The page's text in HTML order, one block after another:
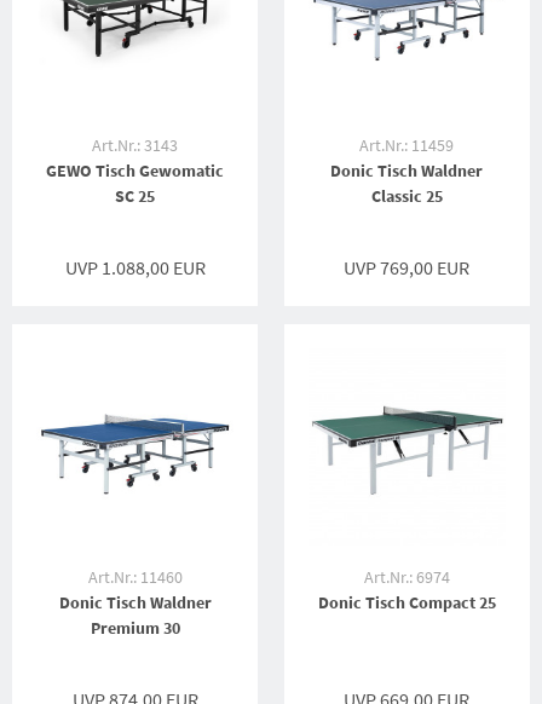
Art.Nr.: 3143
GEWO Tisch Gewomatic
SC 25
UVP 1.088,00 EUR
Art.Nr.: 11459
Donic Tisch Waldner
Classic 25
UVP 769,00 EUR
Art.Nr.: 11460
Donic Tisch Waldner
Premium 30
Art.Nr.: 6974
Donic Tisch Compact 25